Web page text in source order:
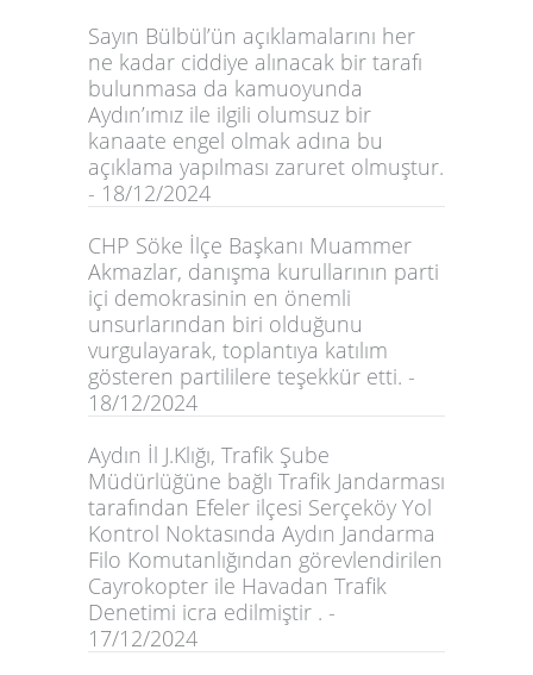
Sayın Bülbül’ün açıklamalarını her
ne kadar ciddiye alınacak bir tarafı
bulunmasa da kamuoyunda
Aydın’ımız ile ilgili olumsuz bir
kanaate engel olmak adına bu
açıklama yapılması zaruret olmuştur.
- 18/12/2024
CHP Söke İlçe Başkanı Muammer
Akmazlar, danışma kurullarının parti
içi demokrasinin en önemli
unsurlarından biri olduğunu
vurgulayarak, toplantıya katılım
gösteren partililere teşekkür etti. -
18/12/2024
Aydın İl J.Klığı, Trafik Şube
Müdürlüğüne bağlı Trafik Jandarması
tarafından Efeler ilçesi Serçeköy Yol
Kontrol Noktasında Aydın Jandarma
Filo Komutanlığından görevlendirilen
Cayrokopter ile Havadan Trafik
Denetimi icra edilmiştir . -
17/12/2024